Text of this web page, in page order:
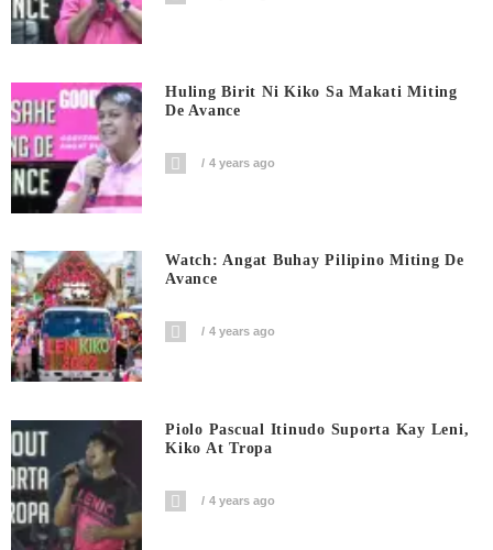
Huling Birit Ni Kiko Sa Makati Miting
De Avance
4 years ago
Watch: Angat Buhay Pilipino Miting De
Avance
4 years ago
Piolo Pascual Itinudo Suporta Kay Leni,
Kiko At Tropa
4 years ago